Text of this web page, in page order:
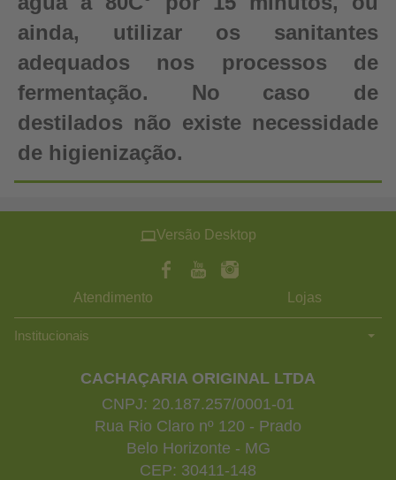
ainda, utilizar os sanitantes
adequados nos processos de
fermentação. No caso de
destilados não existe necessidade
de higienização.
Versão Desktop
Atendimento Lojas
Institucionais
CACHAÇARIA ORIGINAL LTDA
CNPJ: 20.187.257/0001-01
Rua Rio Claro nº 120 - Prado
Belo Horizonte - MG
CEP: 30411-148